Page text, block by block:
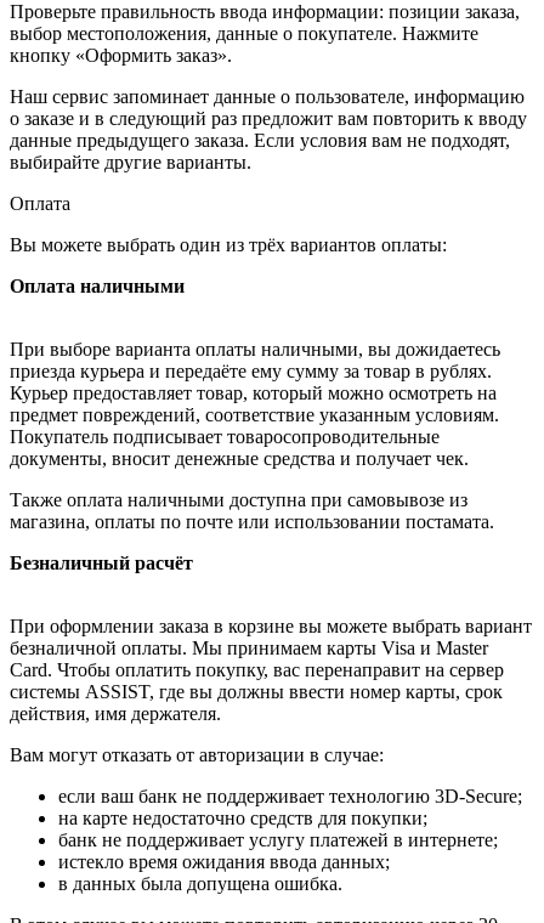
Проверьте правильность ввода информации: позиции заказа,
выбор местоположения, данные о покупателе. Нажмите
кнопку «Оформить заказ».
Наш сервис запоминает данные о пользователе, информацию
о заказе и в следующий раз предложит вам повторить к вводу
данные предыдущего заказа. Если условия вам не подходят,
выбирайте другие варианты.
Оплата
Вы можете выбрать один из трёх вариантов оплаты:
Оплата наличными
При выборе варианта оплаты наличными, вы дожидаетесь
приезда курьера и передаёте ему сумму за товар в рублях.
Курьер предоставляет товар, который можно осмотреть на
предмет повреждений, соответствие указанным условиям.
Покупатель подписывает товаросопроводительные
документы, вносит денежные средства и получает чек.
Также оплата наличными доступна при самовывозе из
магазина, оплаты по почте или использовании постамата.
Безналичный расчёт
При оформлении заказа в корзине вы можете выбрать вариант
безналичной оплаты. Мы принимаем карты Visa и Master
Card. Чтобы оплатить покупку, вас перенаправит на сервер
системы ASSIST, где вы должны ввести номер карты, срок
действия, имя держателя.
Вам могут отказать от авторизации в случае:
если ваш банк не поддерживает технологию 3D-Secure;
на карте недостаточно средств для покупки;
банк не поддерживает услугу платежей в интернете;
истекло время ожидания ввода данных;
в данных была допущена ошибка.